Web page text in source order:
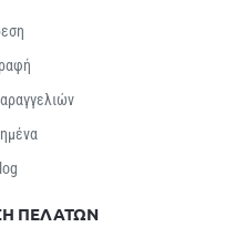
ΠΕΛΑΤΩΝ